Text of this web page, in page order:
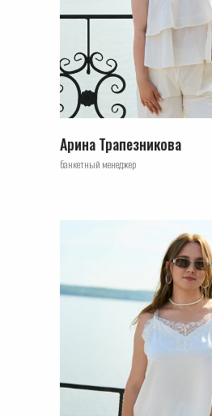
Арина Трапезникова
банкетный менеджер